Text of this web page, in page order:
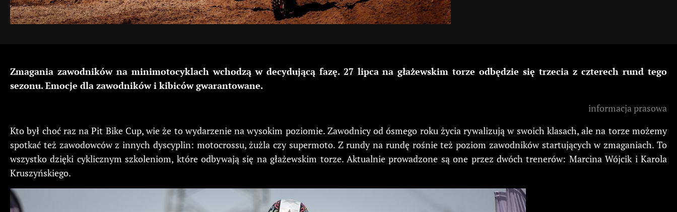
Zmagania zawodników na minimotocyklach wchodzą w decydującą fazę. 27 lipca na głażewskim torze odbędzie się trzecia z czterech rund tego
sezonu. Emocje dla zawodników i kibiców gwarantowane.
informacja prasowa
Kto był choć raz na Pit Bike Cup, wie że to wydarzenie na wysokim poziomie. Zawodnicy od ósmego roku życia rywalizują w swoich klasach, ale na torze możemy
spotkać też zawodowców z innych dyscyplin: motocrossu, żużla czy supermoto. Z rundy na rundę rośnie też poziom zawodników startujących w zmaganiach. To
wszystko dzięki cyklicznym szkoleniom, które odbywają się na głażewskim torze. Aktualnie prowadzone są one przez dwóch trenerów: Marcina Wójcik i Karola
Kruszyńskiego.